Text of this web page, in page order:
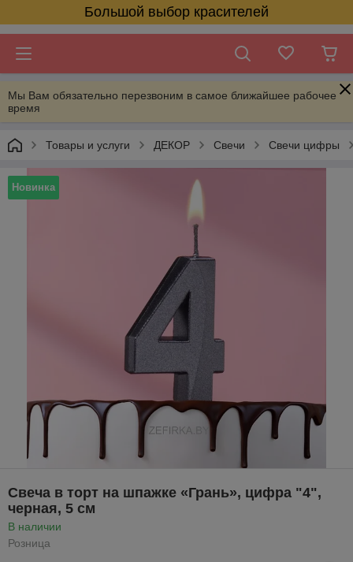
Большой выбор красителей
Мы Вам обязательно перезвоним в самое ближайшее рабочее
время
Товары и услуги ДЕКОР Свечи Свечи цифры
Новинка
Свеча в торт на шпажке «‎Грань», цифра "4",
черная, 5 см
В наличии
Розница